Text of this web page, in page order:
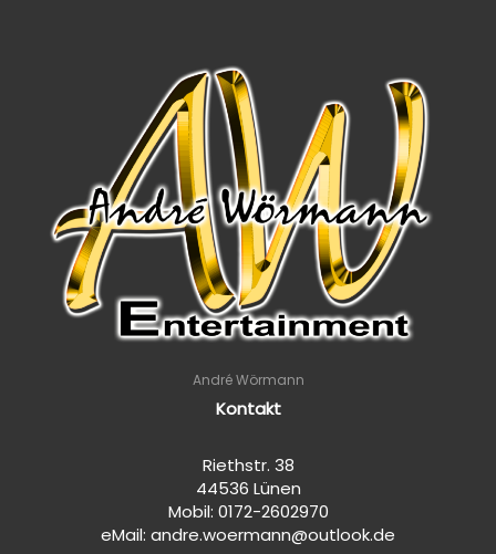
André Wörmann
Kontakt
Riethstr. 38
44536 Lünen
Mobil: 0172-2602970
eMail: andre.woermann@outlook.de